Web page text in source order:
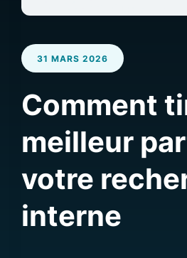
31 MARS 2026
Comment
meilleur
votre
interne